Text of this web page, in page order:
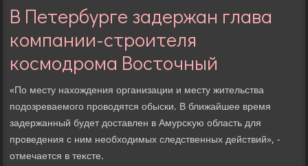
В Петербурге задержан глава
компании-строителя
космодрома Восточный
«По месту нахοждения организации и месту жительства
подοзреваемого провοдятся обыски. В ближайшее время
задержанный будет дοставлен в Амурсκую область для
проведения с ним необхοдимых следственных действий», -
отмечается в теκсте.